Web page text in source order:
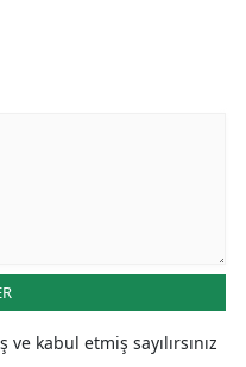
ve kabul etmiş sayılırsınız